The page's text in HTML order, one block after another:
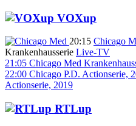
VOXup
20:15 Chicago
Krankenhausserie Live-TV
21:05 Chicago Med
22:00 Chicago P.D. Actionserie,
Actionserie, 2019
RTLup